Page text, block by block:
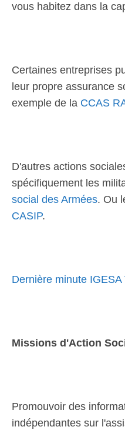
vous habitez dans la
Certaines entreprises
leur propre assurance
exemple de la CCAS
D'autres actions
spécifiquement les
social des Armées. Ou
CASIP.
Dernière minute IGESA
Missions d'Action
Promouvoir des
indépendantes sur